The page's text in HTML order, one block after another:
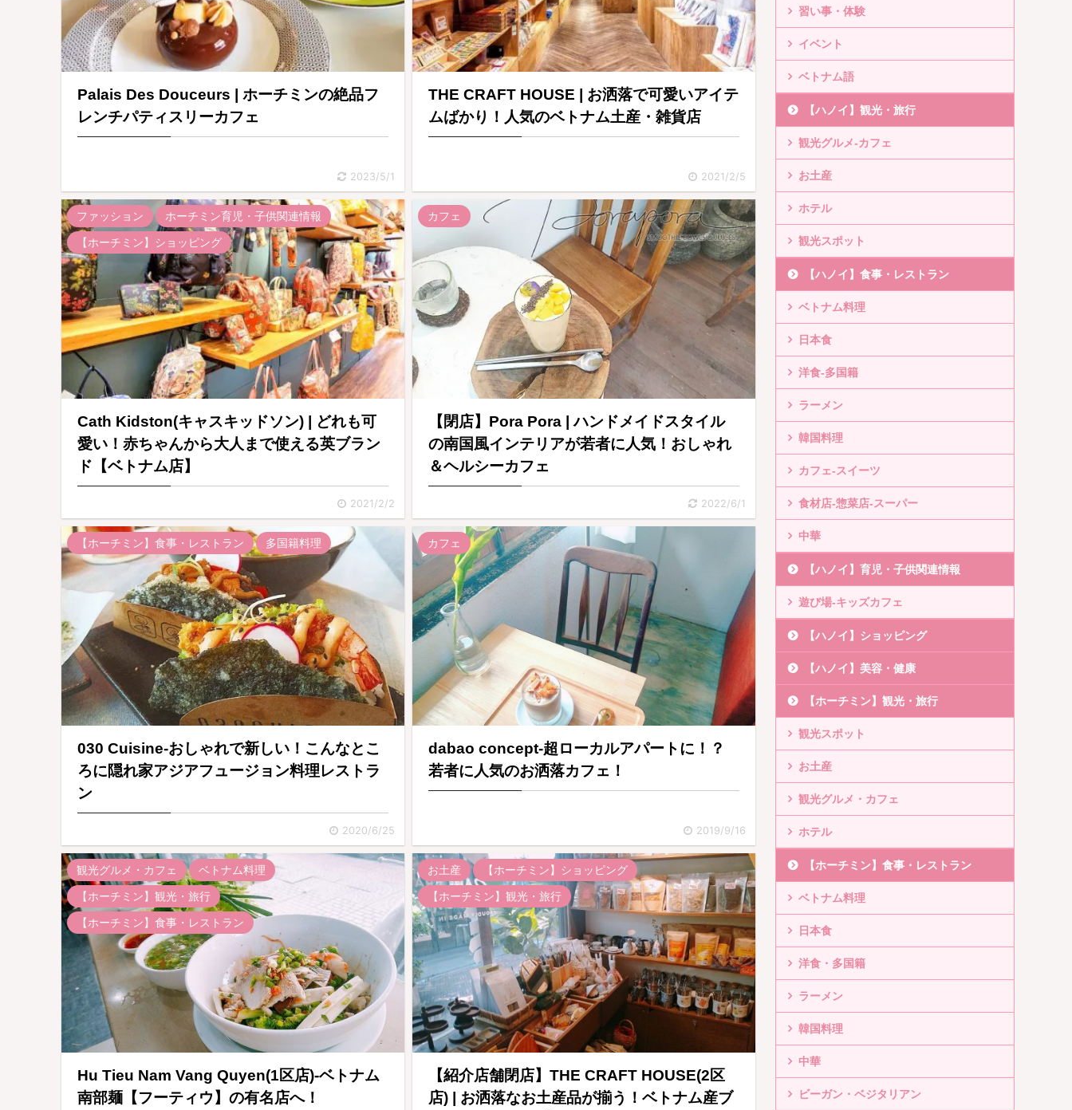
Palais Des Douceurs | ホーチミンの絶品フ
レンチパティスリーカフェ
2023/5/1
THE CRAFT HOUSE | お洒落で可愛いアイテ
ムばかり！人気のベトナム土産・雑貨店
2021/2/5
ファッション
ホーチミン育児・子供関連情報
【ホーチミン】ショッピング
Cath Kidston(キャスキッドソン) | どれも可
愛い！赤ちゃんから大人まで使える英ブラン
ド【ベトナム店】
2021/2/2
カフェ
【閉店】Pora Pora | ハンドメイドスタイル
の南国風インテリアが若者に人気！おしゃれ
＆ヘルシーカフェ
2022/6/1
【ホーチミン】食事・レストラン 多国籍料理
030 Cuisine-おしゃれで新しい！こんなとこ
ろに隠れ家アジアフュージョン料理レストラ
ン
2020/6/25
カフェ
dabao concept-超ローカルアパートに！？
若者に人気のお洒落カフェ！
2019/9/16
観光グルメ・カフェ
ベトナム料理
【ホーチミン】観光・旅行
【ホーチミン】食事・レストラン
Hu Tieu Nam Vang Quyen(1区店)-ベトナム
南部麺【フーティウ】の有名店へ！
お土産
【ホーチミン】ショッピング
【ホーチミン】観光・旅行
【紹介店舗閉店】THE CRAFT HOUSE(2区
店) | お洒落なお土産品が揃う！ベトナム産ブ
習い事・体験
イベント
ベトナム語
【ハノイ】観光・旅行
観光グルメ-カフェ
お土産
ホテル
観光スポット
【ハノイ】食事・レストラン
ベトナム料理
日本食
洋食-多国籍
ラーメン
韓国料理
カフェ-スイーツ
食材店-惣菜店-スーパー
中華
【ハノイ】育児・子供関連情報
遊び場-キッズカフェ
【ハノイ】ショッピング
【ハノイ】美容・健康
【ホーチミン】観光・旅行
観光スポット
お土産
観光グルメ・カフェ
ホテル
【ホーチミン】食事・レストラン
ベトナム料理
日本食
洋食・多国籍
ラーメン
韓国料理
中華
ビーガン・ベジタリアン